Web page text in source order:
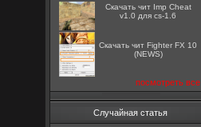
Скачать чит Imp Cheat
v1.0 для cs-1.6
Скачать чит Fighter FX 10
(NEWS)
посмотреть все
Случайная статья